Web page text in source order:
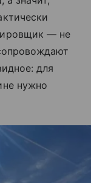
— не
для
нужно